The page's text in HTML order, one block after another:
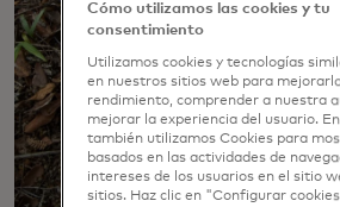
Cómo utilizamos las cookies y tu
consentimiento
Utilizamos cookies y tecnologías
en nuestros sitios web para
rendimiento, comprender a nuestra
mejorar la experiencia del usuario.
también utilizamos Cookies para
basados en las actividades de
intereses de los usuarios en el sitio
sitios. Haz clic en "Configurar